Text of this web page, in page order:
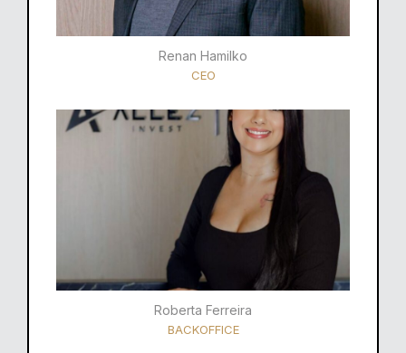
Renan Hamilko​
CEO
Roberta Ferreira
BACKOFFICE